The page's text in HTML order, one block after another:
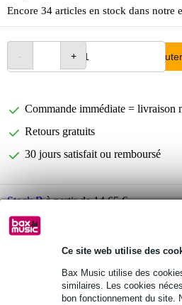
Ce site web utilise des
Bax Music utilise des
similaires. Les cookies
bon fonctionnement du site.
Encore 34 articles en stock dans notre
Commande immédiate = livraison
Retours gratuits
30 jours satisfait ou remboursé
Stock Bà partir de 14,65 €
Vous n'êtes pas sûr si le
vous convient ?
Démarrer la